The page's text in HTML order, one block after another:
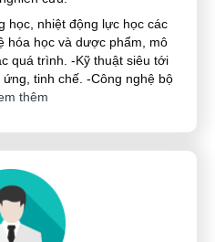
học, nhiệt động lực học các
hóa học và dược phẩm, mô
quá trình. -Kỹ thuật siêu tới
tinh chế. -Công nghệ bộ
thêm